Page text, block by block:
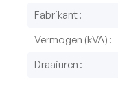
Fabrikant
Vermogen (kVA)
Draaiuren